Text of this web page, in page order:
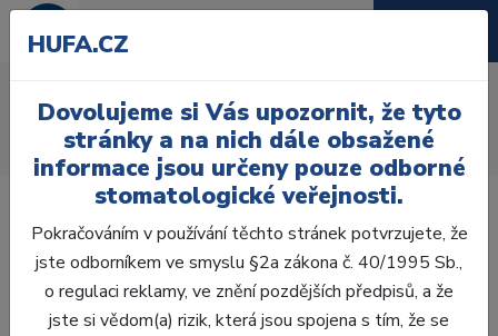
Úvod Ordinace Endodoncie
Výplachy
Výplachové kanyly
Rovné tupé
Laboratoř
HUFA.CZ
Dovolujeme si Vás upozornit, že tyto
stránky a na nich dále obsažené
informace jsou určeny pouze odborné
stomatologické veřejnosti.
Pokračováním v používání těchto stránek potvrzujete, že
jste odborníkem ve smyslu §2a zákona č. 40/1995 Sb.,
o regulaci reklamy, ve znění pozdějších předpisů, a že
jste si vědom(a) rizik, která jsou spojena s tím, že se